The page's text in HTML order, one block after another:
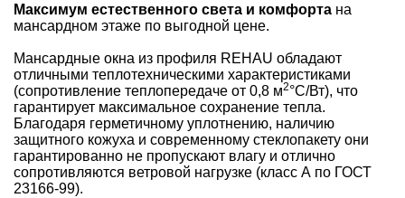
Максимум естественного света и комфорта на
мансардном этаже по выгодной цене.
Мансардные окна из профиля REHAU обладают
отличными теплотехническими характеристиками
(сопротивление теплопередаче от 0,8 м2°С/Вт), что
гарантирует максимальное сохранение тепла.
Благодаря герметичному уплотнению, наличию
защитного кожуха и современному стеклопакету они
гарантированно не пропускают влагу и отлично
сопротивляются ветровой нагрузке (класс А по ГОСТ
23166-99).